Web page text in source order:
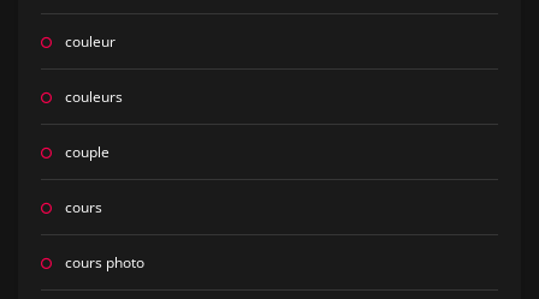
couleur
couleurs
couple
cours
cours photo